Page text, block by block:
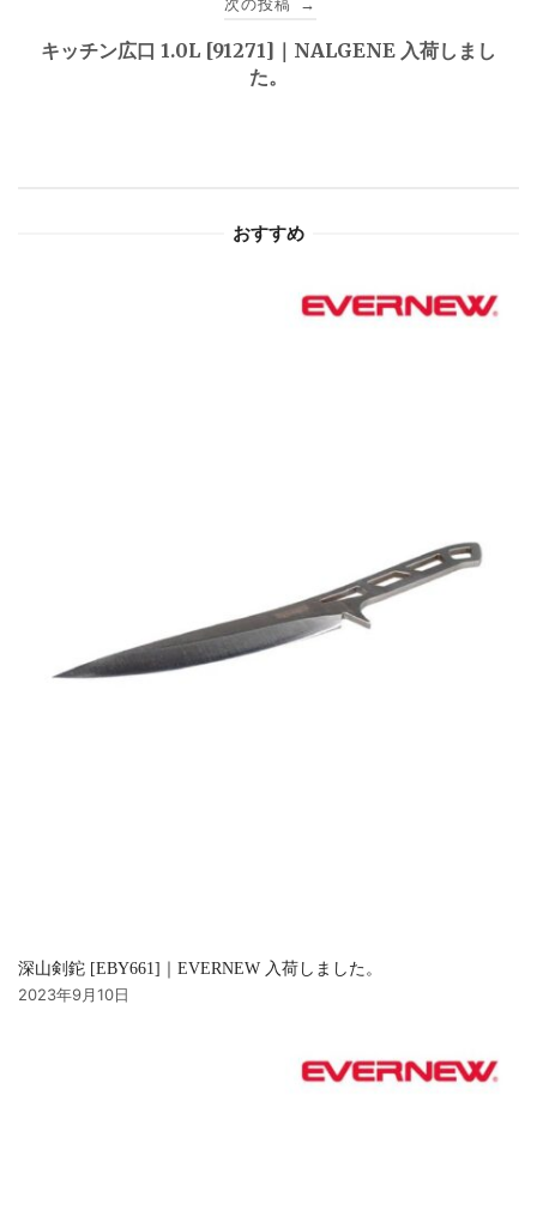
ゲ
→
キッチン広口 1.0L [91271]｜NALGENE 入荷しまし
た。
おすすめ
深山剣鉈 [EBY661]｜EVERNEW 入荷しました。
2023年9月10日